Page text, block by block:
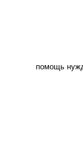
помощь